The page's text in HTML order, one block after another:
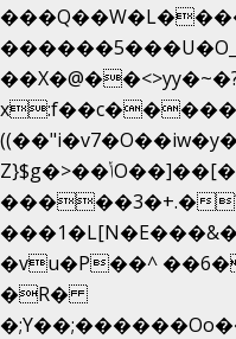
Z}$g�>��ݳO��]��[�3d��_oަi�j��|
�����3�+.�
�vu�P��^
�R�